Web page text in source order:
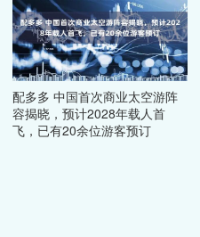
配多多 中国首次商业太空游阵
容揭晓，预计2028年载人首
飞，已有20余位游客预订